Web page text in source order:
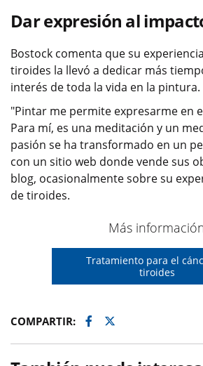
Dar expresión al
Bostock comenta que su
tiroides la llevó a dedicar más
interés de toda la vida en la pintura.
"Pintar me permite expresarme en
Para mí, es una meditación y un
pasión se ha transformado en un
con un sitio web donde vende sus
blog, ocasionalmente sobre su
de tiroides.
Más
Tratamiento para el
tiroides
COMPARTIR: Facebook
Twitter